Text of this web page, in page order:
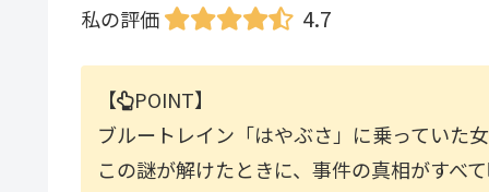
私の評価 4.7
【
POINT】
ブルートレイン「はやぶさ」に乗っていた
この謎が解けたときに、事件の真相がすべ